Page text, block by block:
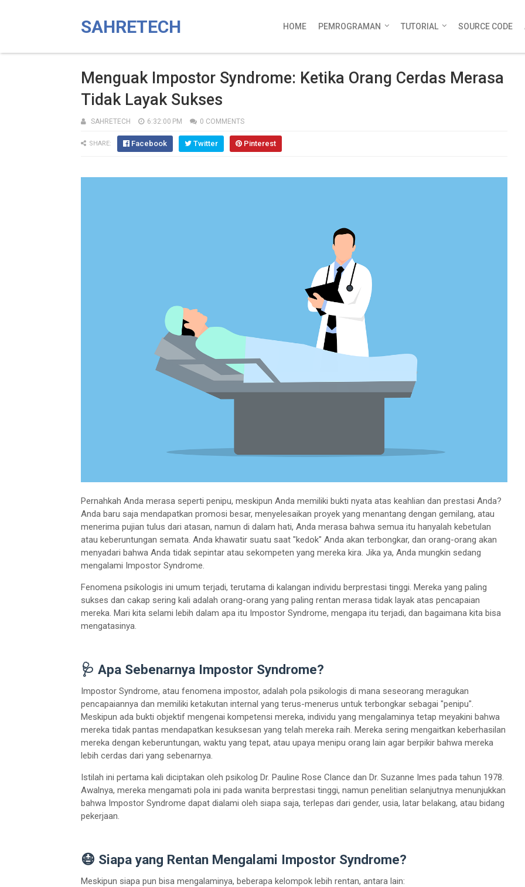
SAHRETECH HOME PEMROGRAMAN TUTORIAL SOURCE CODE
Menguak Impostor Syndrome: Ketika Orang Cerdas Merasa
Tidak Layak Sukses
SAHRETECH 6:32:00 PM 0 COMMENTS
SHARE: Facebook Twitter Pinterest
Pernahkah Anda merasa seperti penipu, meskipun Anda memiliki bukti nyata atas keahlian dan prestasi Anda?
Anda baru saja mendapatkan promosi besar, menyelesaikan proyek yang menantang dengan gemilang, atau
menerima pujian tulus dari atasan, namun di dalam hati, Anda merasa bahwa semua itu hanyalah kebetulan
atau keberuntungan semata. Anda khawatir suatu saat "kedok" Anda akan terbongkar, dan orang-orang akan
menyadari bahwa Anda tidak sepintar atau sekompeten yang mereka kira. Jika ya, Anda mungkin sedang
mengalami Impostor Syndrome.
Fenomena psikologis ini umum terjadi, terutama di kalangan individu berprestasi tinggi. Mereka yang paling
sukses dan cakap sering kali adalah orang-orang yang paling rentan merasa tidak layak atas pencapaian
mereka. Mari kita selami lebih dalam apa itu Impostor Syndrome, mengapa itu terjadi, dan bagaimana kita bisa
mengatasinya.
🩺 Apa Sebenarnya Impostor Syndrome?
Impostor Syndrome, atau fenomena impostor, adalah pola psikologis di mana seseorang meragukan
pencapaiannya dan memiliki ketakutan internal yang terus-menerus untuk terbongkar sebagai "penipu".
Meskipun ada bukti objektif mengenai kompetensi mereka, individu yang mengalaminya tetap meyakini bahwa
mereka tidak pantas mendapatkan kesuksesan yang telah mereka raih. Mereka sering mengaitkan keberhasilan
mereka dengan keberuntungan, waktu yang tepat, atau upaya menipu orang lain agar berpikir bahwa mereka
lebih cerdas dari yang sebenarnya.
Istilah ini pertama kali diciptakan oleh psikolog Dr. Pauline Rose Clance dan Dr. Suzanne Imes pada tahun 1978.
Awalnya, mereka mengamati pola ini pada wanita berprestasi tinggi, namun penelitian selanjutnya menunjukkan
bahwa Impostor Syndrome dapat dialami oleh siapa saja, terlepas dari gender, usia, latar belakang, atau bidang
pekerjaan.
😷 Siapa yang Rentan Mengalami Impostor Syndrome?
Meskipun siapa pun bisa mengalaminya, beberapa kelompok lebih rentan, antara lain: